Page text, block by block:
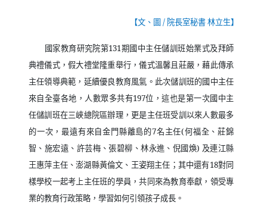
【文、圖/ 院長室秘書林立生】
國家教育研究院第131期國中主任儲訓班始業式及拜師
典禮儀式，假大禮堂隆重舉行，儀式溫馨且莊嚴，藉此傳承
主任領導典範，延續優良教育風氣。此次儲訓班的國中主任
來自全臺各地，人數眾多共有197位，這也是第一次國中主
任儲訓班在三峽總院區辦理，更是主任班受訓以來人數最多
的一次，最遠有來自金門縣離島的7名主任(何福全、莊錦
智、施宏遠、許芸梅、張碧柳、林永進、倪國煥) 及連江縣
王惠萍主任、澎湖縣黃倫文、王姿翔主任；其中還有18對同
樣學校一起考上主任班的學員，共同來為教育奉獻，領受專
業的教育行政策略，學習如何引領孩子成長。